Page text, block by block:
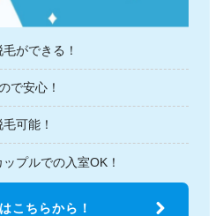
ができる！
で安心！
可能！
プルでの入室OK！
こちらから！